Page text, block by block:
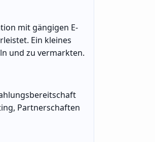
mit gängigen E-
Ein kleines
und zu vermarkten.
Partnerschaften